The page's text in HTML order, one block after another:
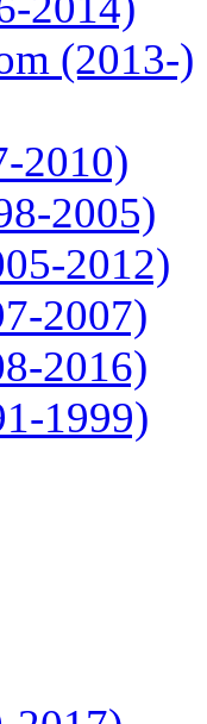
(2013-)
2010)
2005)
2012)
2007)
2016)
1999)